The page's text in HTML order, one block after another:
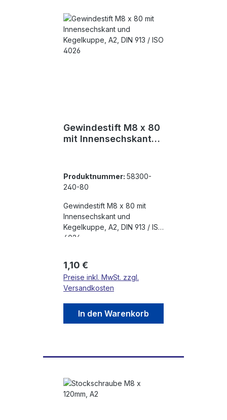
Gewindestift M8 x 80
mit Innensechskant
Produktnummer: 58300-
240-80
Gewindestift M8 x 80 mit
Innensechskant und
Kegelkuppe, A2, DIN 913 / ISO
4026
Regulärer Preis:
1,10 €
Preise inkl. MwSt. zzgl.
Versandkosten
In den Warenkorb